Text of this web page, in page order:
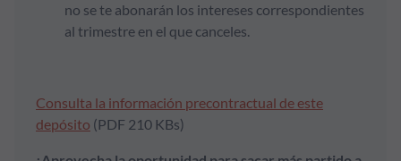
no se te abonarán los intereses correspondientes
al trimestre en el que canceles.
Consulta la información precontractual de este
depósito (PDF 210 KBs)